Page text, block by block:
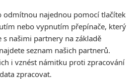
se
Krom
Ericem.
jako
RECENZE FILMŮ
odmítnou najednou pomocí tlačítek
nebo vypnutím přepínače, který
našimi partnery na základě
seznam našich partnerů.
i vznést námitku proti zpracování
zpracovat.